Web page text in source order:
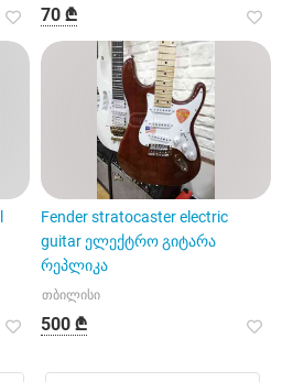
70 ₾
Fender stratocaster electric
guitar ელექტრო გიტარა
რეპლიკა
თბილისი
500 ₾